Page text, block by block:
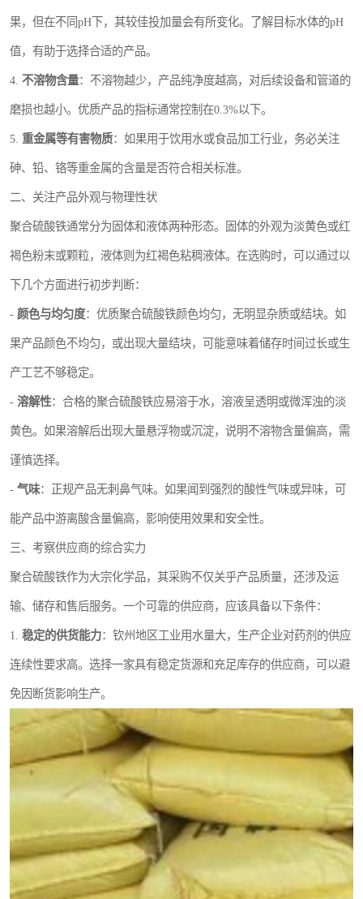
果，但在不同pH下，其较佳投加量会有所变化。了解目标水体的pH
值，有助于选择合适的产品。
4. 不溶物含量：不溶物越少，产品纯净度越高，对后续设备和管道的
磨损也越小。优质产品的指标通常控制在0.3%以下。
5. 重金属等有害物质：如果用于饮用水或食品加工行业，务必关注
砷、铅、铬等重金属的含量是否符合相关标准。
二、关注产品外观与物理性状
聚合硫酸铁通常分为固体和液体两种形态。固体的外观为淡黄色或红
褐色粉末或颗粒，液体则为红褐色粘稠液体。在选购时，可以通过以
下几个方面进行初步判断：
- 颜色与均匀度：优质聚合硫酸铁颜色均匀，无明显杂质或结块。如
果产品颜色不均匀，或出现大量结块，可能意味着储存时间过长或生
产工艺不够稳定。
- 溶解性：合格的聚合硫酸铁应易溶于水，溶液呈透明或微浑浊的淡
黄色。如果溶解后出现大量悬浮物或沉淀，说明不溶物含量偏高，需
谨慎选择。
- 气味：正规产品无刺鼻气味。如果闻到强烈的酸性气味或异味，可
能产品中游离酸含量偏高，影响使用效果和安全性。
三、考察供应商的综合实力
聚合硫酸铁作为大宗化学品，其采购不仅关乎产品质量，还涉及运
输、储存和售后服务。一个可靠的供应商，应该具备以下条件：
1. 稳定的供货能力：钦州地区工业用水量大，生产企业对药剂的供应
连续性要求高。选择一家具有稳定货源和充足库存的供应商，可以避
免因断货影响生产。